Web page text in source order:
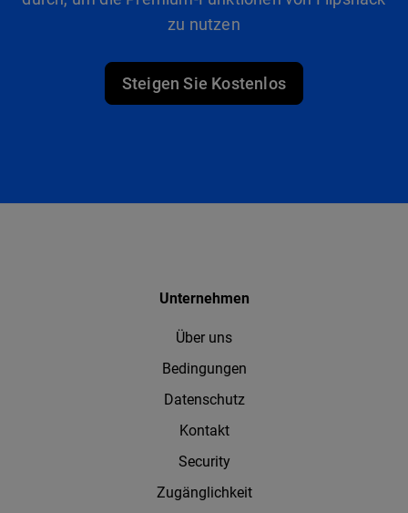
zu nutzen
Steigen Sie Kostenlos
Unternehmen
Über uns
Bedingungen
Datenschutz
Kontakt
Security
Zugänglichkeit